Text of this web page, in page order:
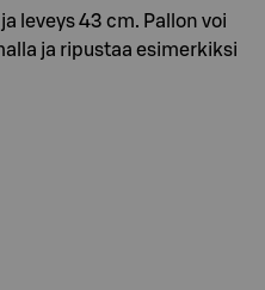
leveys 43 cm. Pallon voi
ja ripustaa esimerkiksi